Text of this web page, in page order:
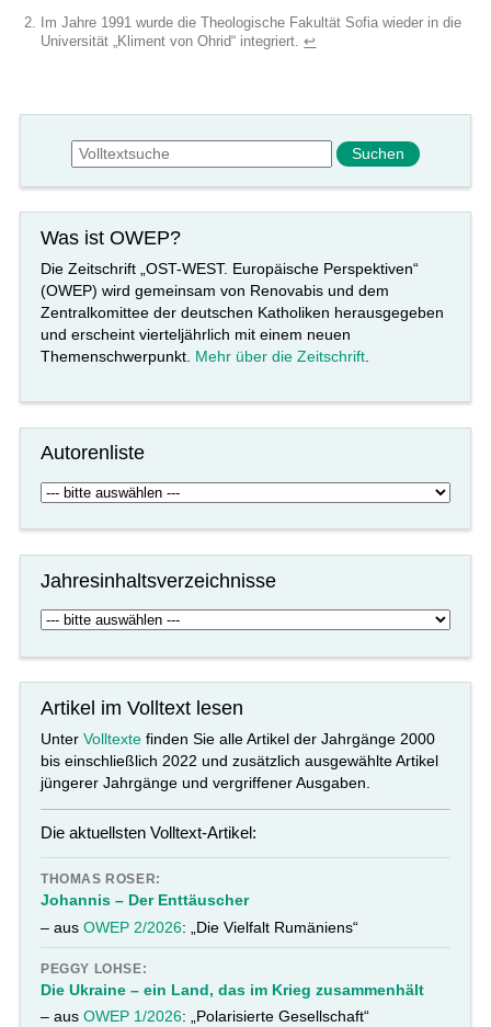
Im Jahre 1991 wurde die Theologische Fakultät Sofia wieder in die
Universität „Kliment von Ohrid“ integriert.↩︎
Suchformular
Suche
Was ist OWEP?
Die Zeitschrift „OST-WEST. Europäische Perspektiven“
(OWEP) wird gemeinsam von Renovabis und dem
Zentralkomittee der deutschen Katholiken herausgegeben
und erscheint vierteljährlich mit einem neuen
Themenschwerpunkt. Mehr über die Zeitschrift.
Autorenliste
Jahresinhaltsverzeichnisse
Artikel im Volltext lesen
UnterVolltexte finden Sie alle Artikel der Jahrgänge 2000
bis einschließlich 2022 und zusätzlich ausgewählte Artikel
jüngerer Jahrgänge und vergriffener Ausgaben.
Die aktuellsten Volltext-Artikel:
THOMAS ROSER:
Johannis – Der Enttäuscher
– ausOWEP 2/2026: „Die Vielfalt Rumäniens“
PEGGY LOHSE:
Die Ukraine – ein Land, das im Krieg zusammenhält
– ausOWEP 1/2026: „Polarisierte Gesellschaft“